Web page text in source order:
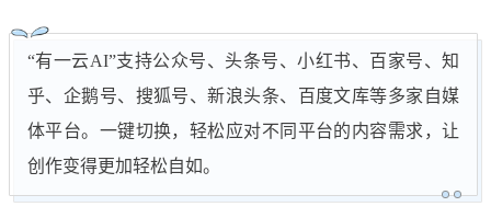
“有一云AI”支持公众号、头条号、小红书、百家号、知
乎、企鹅号、搜狐号、新浪头条、百度文库等多家自媒
体平台。一键切换，轻松应对不同平台的内容需求，让
创作变得更加轻松自如。